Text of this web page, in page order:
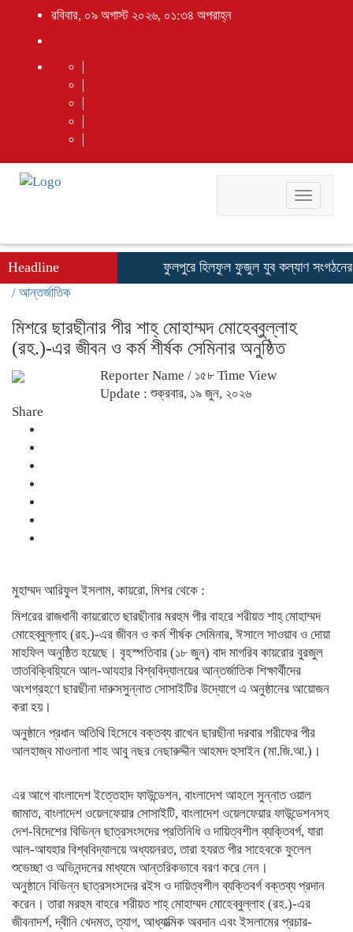
রবিবার, ০৯ অগাস্ট ২০২৬, ০১:৩৪ অপরাহ্ন
Toggle
Headline ফুলপুরে হিলফুল ফুজুল যুব কল্যাণ সংগঠনের
/ আন্তর্জাতিক
মিশরে ছারছীনার পীর শাহ্ মোহাম্মদ মোহেব্বুল্লাহ
(রহ.)-এর জীবন ও কর্ম শীর্ষক সেমিনার অনুষ্ঠিত
Reporter Name / ১৫৮ Time View
Update : শুক্রবার, ১৯ জুন, ২০২৬
Share
মুহাম্মদ আরিফুল ইসলাম, কায়রো, মিশর থেকে :
মিশরের রাজধানী কায়রোতে ছারছীনার মরহুম পীর বাহরে শরীয়ত শাহ্ মোহাম্মদ
মোহেব্বুল্লাহ (রহ.)-এর জীবন ও কর্ম শীর্ষক সেমিনার, ঈসালে সাওয়াব ও দোয়া
মাহফিল অনুষ্ঠিত হয়েছে। বৃহস্পতিবার (১৮ জুন) বাদ মাগরিব কায়রোর বুরজুল
তাতবিক্বিয়্যিনে আল-আযহার বিশ্ববিদ্যালয়ের আন্তর্জাতিক শিক্ষার্থীদের
অংশগ্রহণে ছারছীনা দারুসসুন্নাত সোসাইটির উদ্যোগে এ অনুষ্ঠানের আয়োজন
করা হয়।
অনুষ্ঠানে প্রধান অতিথি হিসেবে বক্তব্য রাখেন ছারছীনা দরবার শরীফের পীর
আলহাজ্ব মাওলানা শাহ আবু নছর নেছারুদ্দীন আহমদ হুসাইন (মা.জি.আ.)।
এর আগে বাংলাদেশ ইত্তেহাদ ফাউন্ডেশন, বাংলাদেশ আহলে সুন্নাত ওয়াল
জামাত, বাংলাদেশ ওয়েলফেয়ার সোসাইটি, বাংলাদেশ ওয়েলফেয়ার ফাউন্ডেশনসহ
দেশ-বিদেশের বিভিন্ন ছাত্রসংসদের প্রতিনিধি ও দায়িত্বশীল ব্যক্তিবর্গ, যারা
আল-আযহার বিশ্ববিদ্যালয়ে অধ্যয়নরত, তারা হযরত পীর সাহেবকে ফুলেল
শুভেচ্ছা ও অভিনন্দনের মাধ্যমে আন্তরিকভাবে বরণ করে নেন।
অনুষ্ঠানে বিভিন্ন ছাত্রসংসদের রইস ও দায়িত্বশীল ব্যক্তিবর্গ বক্তব্য প্রদান
করেন। তারা মরহুম বাহরে শরীয়ত শাহ্ মোহাম্মদ মোহেব্বুল্লাহ (রহ.)-এর
জীবনাদর্শ, দ্বীনি খেদমত, ত্যাগ, আধ্যাত্মিক অবদান এবং ইসলামের প্রচার-